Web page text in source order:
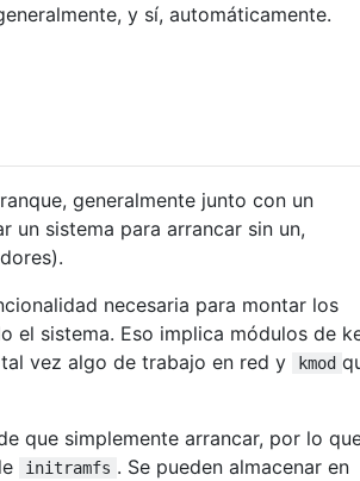
y sí, automáticamente.
generalmente junto con un
un sistema para arrancar sin un,
necesaria para montar los
el sistema. Eso implica módulos de
vez algo de trabajo en red y kmod
que simplemente arrancar, por lo
initramfs . Se pueden almacenar en